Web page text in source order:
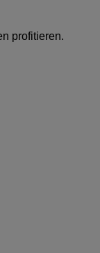
profitieren.